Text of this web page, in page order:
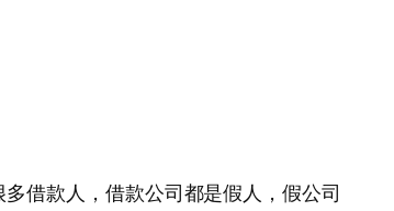
借款人，借款公司都是假人，假公司